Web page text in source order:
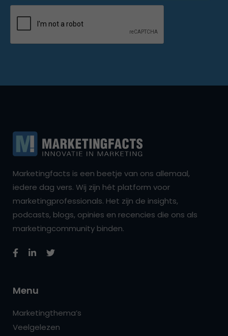
Marketingfacts is een beetje van ons allemaal,
iedere dag vers. Wij zijn hét platform voor
marketingprofessionals. Het zijn de insights,
podcasts, blogs, opinies en recencies die ons als
marketingcommunity binden.
Menu
Marketingthema’s
Veelgelezen